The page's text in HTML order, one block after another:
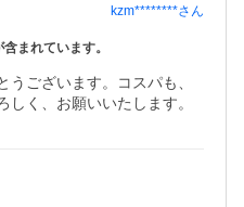
kzm********さん
まれています。
ございます。コスパも、